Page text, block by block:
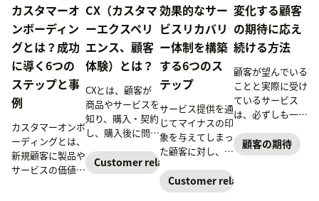
カスタマーオ
ンボーディン
グとは？成功
に導く6つの
ステップと事
例
カスタマーオンボ
ーディングとは、
新規顧客に製品や
サービスの価値を
CX（カスタマ
ーエクスペリ
エンス、顧客
体験）とは？
CXとは、顧客が
商品やサービスを
知り、購入・契約
し、購入後に問い
った、一連の流れ
におけるあらゆる
Customer relationships
効果的なサー
ビスリカバリ
ー体制を構築
する6つのス
テップ
サービス提供を通
じてマイナスの印
象を与えてしまっ
た顧客に対し、関
り組みであるサー
ビスリカバリー。
Customer relationships
変化する顧客
の期待に応え
続ける方法
顧客が望んでいる
ことと実際に受け
ているサービス
は、必ずしも一致
期待に応えられな
い企業は、次第に
顧客の期待